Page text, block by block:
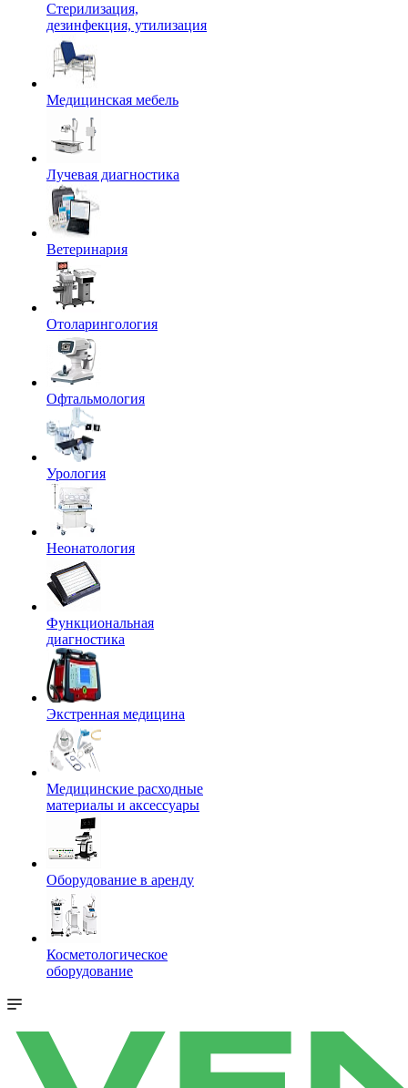
Стерилизация,
дезинфекция, утилизация
Медицинская мебель
Лучевая диагностика
Ветеринария
Отоларингология
Офтальмология
Урология
Неонатология
Функциональная
диагностика
Экстренная медицина
Медицинские расходные
материалы и аксессуары
Оборудование в аренду
Косметологическое
оборудование